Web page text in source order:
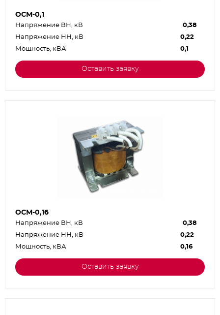
ОСМ-0,1
Напряжение ВН, кВ
0,38
Напряжение НН, кВ
0,22
Мощность, кВА
0,1
Оставить заявку
ОСМ-0,16
Напряжение ВН, кВ
0,38
Напряжение НН, кВ
0,22
Мощность, кВА
0,16
Оставить заявку